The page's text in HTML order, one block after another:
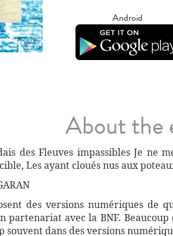
Android
About the
des Fleuves impassibles Je ne
Les ayant cloués nus aux
des versions numériques
partenariat avec la BNF.
dans des versions